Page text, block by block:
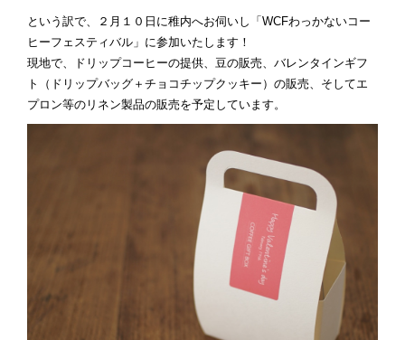
という訳で、２月１０日に稚内へお伺いし「WCFわっかないコー
ヒーフェスティバル」に参加いたします！
現地で、ドリップコーヒーの提供、豆の販売、バレンタインギフ
ト（ドリップバッグ＋チョコチップクッキー）の販売、そしてエ
プロン等のリネン製品の販売を予定しています。